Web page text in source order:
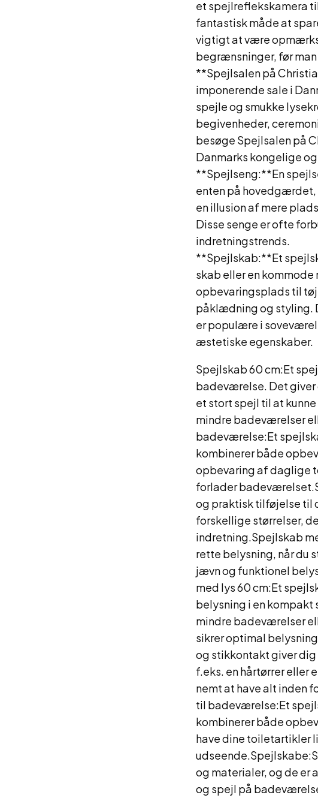
et spejlreflekskamera
fantastisk måde at
vigtigt at være
begrænsninger, før
**Spejlsalen på
imponerende sale i
spejle og smukke
begivenheder,
besøge Spejlsalen på
Danmarks kongelige
**Spejlseng:**En
enten på
en illusion af mere
Disse senge er ofte
indretningstrends.
**Spejlskab:**Et
skab eller en
opbevaringsplads til
påklædning og styling.
er populære i
æstetiske egenskaber.
Spejlskab 60 cm:Et
badeværelse. Det
et stort spejl til at
mindre badeværelser
badeværelse:Et
kombinerer både
opbevaring af daglige
forlader
og praktisk tilføjelse til
forskellige størrelser,
indretning.Spejlskab
rette belysning, når du
jævn og funktionel
med lys 60 cm:Et
belysning i en
mindre badeværelser
sikrer optimal
og stikkontakt giver
f.eks. en hårtørrer eller
nemt at have alt inden
til badeværelse:Et
kombinerer både
have dine toiletartikler
og materialer, og de er
og spejl på